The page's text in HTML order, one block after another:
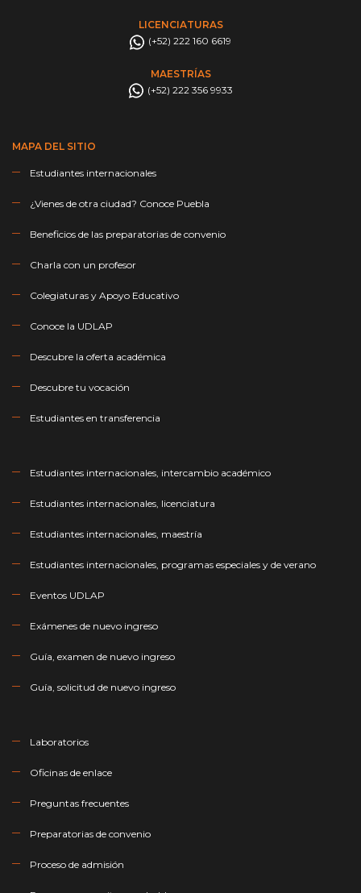
LICENCIATURAS
(+52) 222 160 6619
MAESTRÍAS
(+52) 222 356 9933
MAPA DEL SITIO
Estudiantes internacionales
¿Vienes de otra ciudad? Conoce Puebla
Beneficios de las preparatorias de convenio
Charla con un profesor
Colegiaturas y Apoyo Educativo
Conoce la UDLAP
Descubre la oferta académica
Descubre tu vocación
Estudiantes en transferencia
Estudiantes internacionales, intercambio académico
Estudiantes internacionales, licenciatura
Estudiantes internacionales, maestría
Estudiantes internacionales, programas especiales y de verano
Eventos UDLAP
Exámenes de nuevo ingreso
Guía, examen de nuevo ingreso
Guía, solicitud de nuevo ingreso
Laboratorios
Oficinas de enlace
Preguntas frecuentes
Preparatorias de convenio
Proceso de admisión